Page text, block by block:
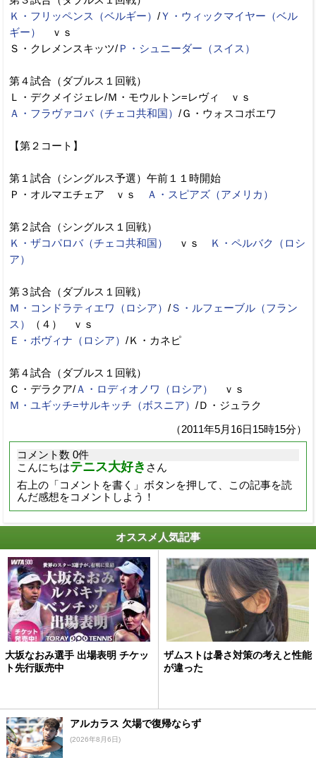
Ｋ・フリッペンス（ベルギー） /Ｙ・ウィックマイヤー（ベル
ギー）
ｖｓ
Ｓ・クレメンスキッツ/ Ｐ・シュニーダー（スイス）
第４試合（ダブルス１回戦）
Ｌ・デクメイジェレ/Ｍ・モウルトン=レヴィ ｖｓ
Ａ・フラヴァコバ（チェコ共和国） /Ｇ・ウォスコボエワ
【第２コート】
第１試合（シングルス予選）午前１１時開始
Ｐ・オルマエチェア ｖｓ
Ａ・スピアズ（アメリカ）
第２試合（シングルス１回戦）
Ｋ・ザコパロバ（チェコ共和国）
ｖｓ
Ｋ・ペルバク（ロシ
ア）
第３試合（ダブルス１回戦）
Ｍ・コンドラティエワ（ロシア） /Ｓ・ルフェーブル（フラン
ス）
（４） ｖｓ
Ｅ・ボヴィナ（ロシア） /Ｋ・カネピ
第４試合（ダブルス１回戦）
Ｃ・デラクア/Ａ・ロディオノワ（ロシア）
ｖｓ
Ｍ・ユギッチ=サルキッチ（ボスニア） /Ｄ・ジュラク
（2011年5月16日15時15分）
コメント数 0件
こんにちはテニス大好き さん
右上の「コメントを書く」ボタンを押して、この記事を読
んだ感想をコメントしよう！
オススメ人気記事
大坂なおみ選手 出場表明 チケッ
ト先行販売中
ザムストは暑さ対策の考えと性能
が違った
アルカラス 欠場で復帰ならず
(2026年8月6日)